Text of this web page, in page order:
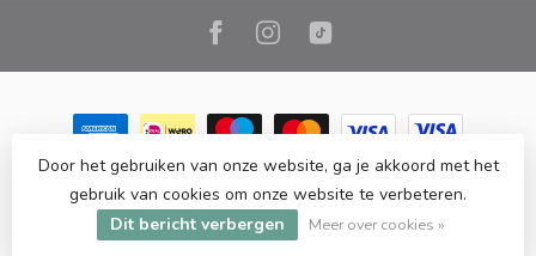
© Copyright 2026 Marc Cook & Home | Webshop | Fysieke
kookwinkel in Elst |- Powered byLightspeed-Lightspeed design
byDyvelopment
Door het gebruiken van onze website, ga je akkoord met het
gebruik van cookies om onze website te verbeteren.
Dit bericht verbergen
Meer over cookies »